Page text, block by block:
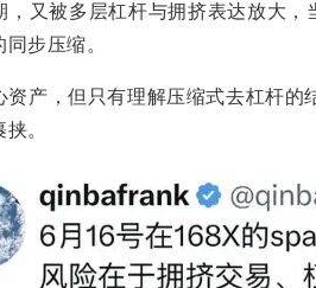
，又被多层杠杆与拥挤表达放大
步压缩。
资产，但只有理解压缩式去杠杆
。